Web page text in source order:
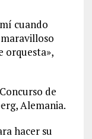
cuando
orquesta»,
de
Alemania.
hacer su